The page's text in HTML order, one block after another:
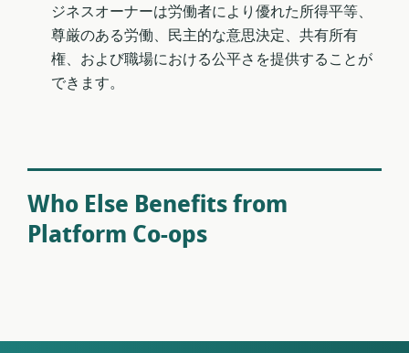
ジネスオーナーは労働者により優れた所得平等、
尊厳のある労働、民主的な意思決定、共有所有
権、および職場における公平さを提供することが
できます。
Who Else Benefits from
Platform Co-ops